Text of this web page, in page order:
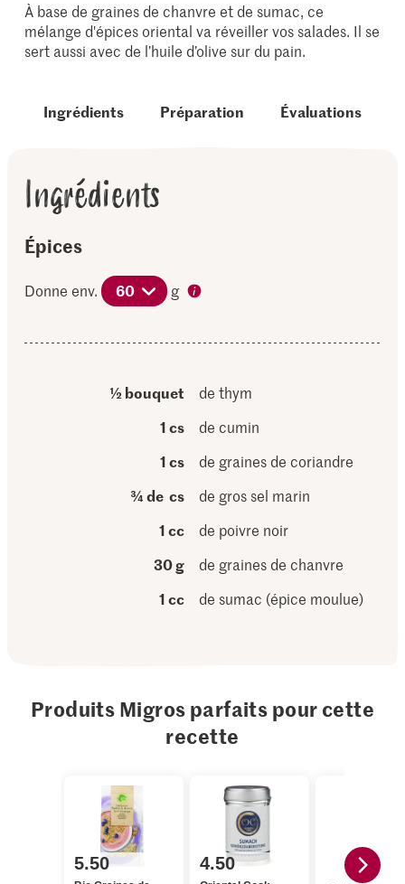
À base de graines de chanvre et de sumac, ce
mélange d'épices oriental va réveiller vos salades. Il se
sert aussi avec de l’huile d’olive sur du pain.
Ingrédients Préparation Évaluations
Ingrédients
Épices
Donne env. 60 g
½ bouquet
de thym
1 cs
de cumin
1 cs
de graines de coriandre
¾ de cs
de gros sel marin
1 cc
de poivre noir
30 g
de graines de chanvre
1 cc
de sumac (épice moulue)
Produits Migros parfaits pour cette
recette
5.50 4.50